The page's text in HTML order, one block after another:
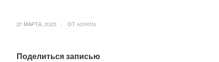
27 МАРТА, 2025 ОТ ADMIN
Поделиться записью